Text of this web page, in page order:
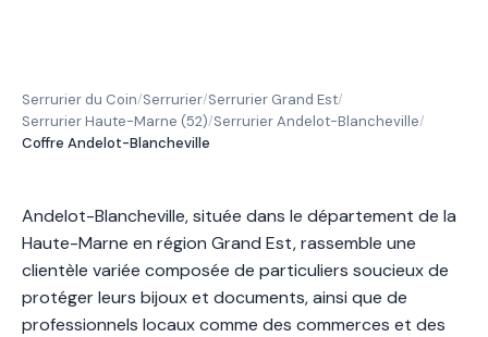
Serrurier du Coin/Serrurier/Serrurier Grand Est/
Serrurier Haute-Marne (52)/Serrurier Andelot-Blancheville/
Coffre Andelot-Blancheville
Andelot-Blancheville, située dans le département de la
Haute-Marne en région Grand Est, rassemble une
clientèle variée composée de particuliers soucieux de
protéger leurs bijoux et documents, ainsi que de
professionnels locaux comme des commerces et des